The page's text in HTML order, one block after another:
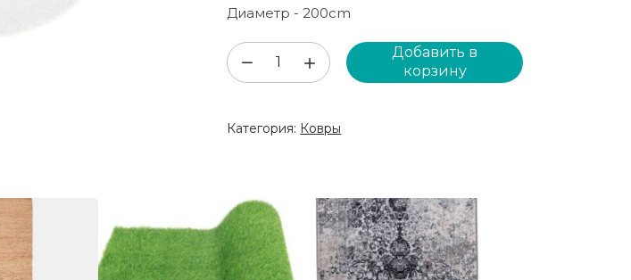
Диаметр - 200cm
Количество
товара
круглый
Добавить в
корзину
Категория: Ковры